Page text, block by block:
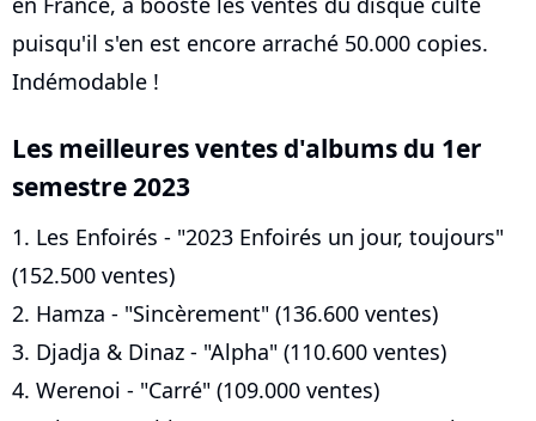
puisqu'il s'en est encore arraché 50.000 copies.
Indémodable !
Les meilleures ventes d'albums du 1er
semestre 2023
1. Les Enfoirés - "2023 Enfoirés un jour, toujours"
(152.500 ventes)
2. Hamza - "Sincèrement" (136.600 ventes)
3. Djadja & Dinaz - "Alpha" (110.600 ventes)
4. Werenoi - "Carré" (109.000 ventes)